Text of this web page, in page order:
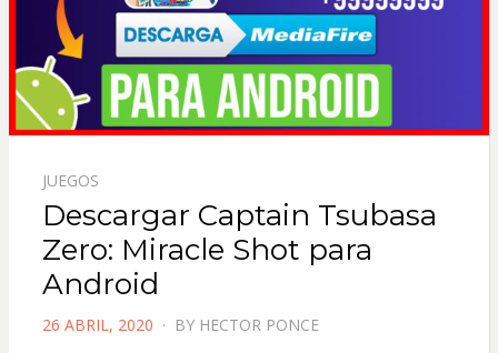
JUEGOS
Descargar Captain Tsubasa
Zero: Miracle Shot para
Android
POSTED
26 ABRIL, 2020 BY HECTOR PONCE